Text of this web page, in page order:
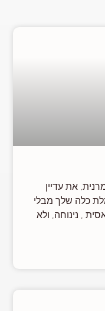
את עדיין
כלה שלך מבלי
, נינוחה, ולא